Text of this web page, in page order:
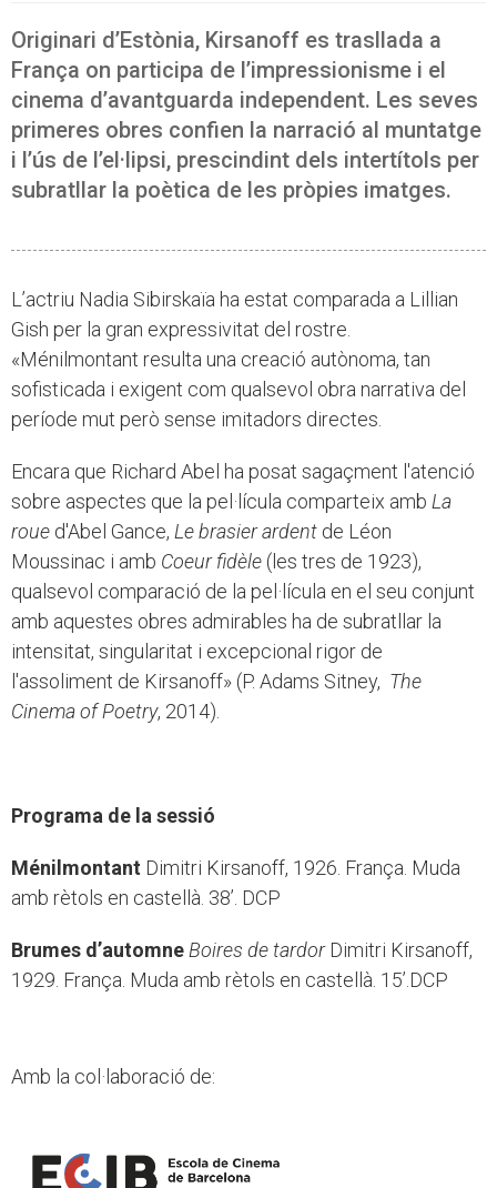
Originari d’Estònia, Kirsanoff es trasllada a
França on participa de l’impressionisme i el
cinema d’avantguarda independent. Les seves
primeres obres confien la narració al muntatge
i l’ús de l’el·lipsi, prescindint dels intertítols per
subratllar la poètica de les pròpies imatges.
L’actriu Nadia Sibirskaïa ha estat comparada a Lillian
Gish per la gran expressivitat del rostre.
«Ménilmontant resulta una creació autònoma, tan
sofisticada i exigent com qualsevol obra narrativa del
període mut però sense imitadors directes.
Encara que Richard Abel ha posat sagaçment l'atenció
sobre aspectes que la pel·lícula comparteix amb La
roue d'Abel Gance, Le brasier ardent de Léon
Moussinac i amb Coeur fidèle (les tres de 1923),
qualsevol comparació de la pel·lícula en el seu conjunt
amb aquestes obres admirables ha de subratllar la
intensitat, singularitat i excepcional rigor de
l'assoliment de Kirsanoff» (P. Adams Sitney, The
Cinema of Poetry, 2014).
Programa de la sessió
Ménilmontant Dimitri Kirsanoff, 1926. França. Muda
amb rètols en castellà. 38’. DCP
Brumes d’automne Boires de tardorDimitri Kirsanoff,
1929. França. Muda amb rètols en castellà. 15’.DCP
Amb la col·laboració de: